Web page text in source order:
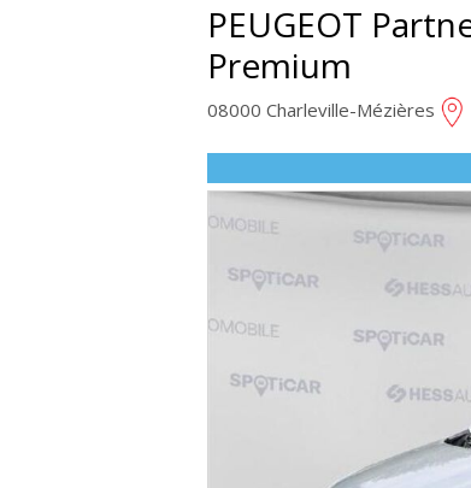
PEUGEOT
Premium
08000 Charleville-Mézières